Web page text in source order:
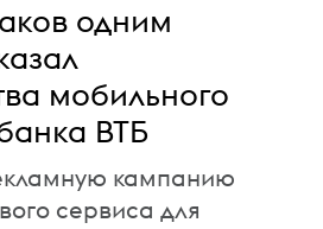
одним
мобильного
ВТБ
кампанию
сервиса для